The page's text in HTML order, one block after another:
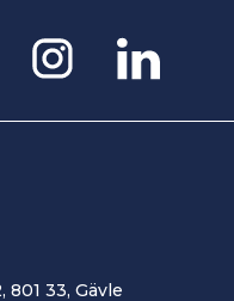
33, Gävle